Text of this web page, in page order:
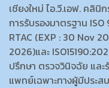
เชียงใหม่ ไอ.วี.เอฟ. คลินิ
การรับรองมาตรฐาน
RTAC (EXP : 30 Nov
2026)และ
ปรึกษา ตรวจวินิจฉัย แล
แพทย์เฉพาะทางผู้มีประ